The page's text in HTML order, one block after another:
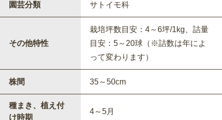
園芸分類 サトイモ科
その他特性
栽培坪数目安：4～6坪/1kg、詰量
目安：5～20球（※詰数は年によ
って変わります）
株間 35～50cm
種まき、植え付
け時期
4～5月